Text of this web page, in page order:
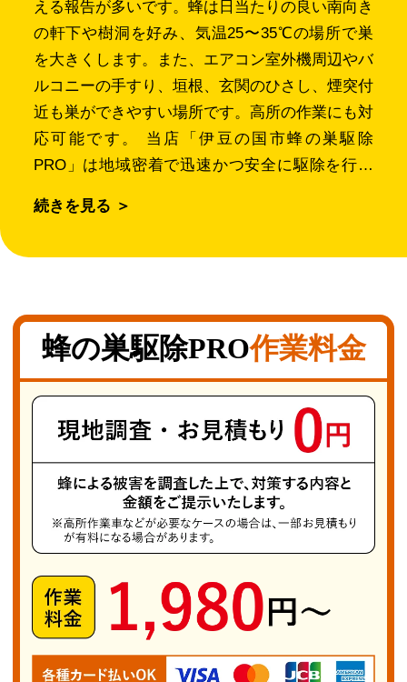
える報告が多いです。蜂は日当たりの良い南向き
の軒下や樹洞を好み、気温25〜35℃の場所で巣
を大きくします。また、エアコン室外機周辺やバ
ルコニーの手すり、垣根、玄関のひさし、煙突付
近も巣ができやすい場所です。高所の作業にも対
応可能です。 当店「伊豆の国市蜂の巣駆除
PRO」は地域密着で迅速かつ安全に駆除を行い
確認し、的確に処理します。豊富な経験を活か
ズメバチの三種です。特にキイロスズメバチは攻
撃性が高く、体長約2.5〜3cmの鮮やかな黄色が
特徴。刺激すると激しい痛みや腫れを伴うため、
専門家に相談してください。 蜂に触ったり巣を
刺激したりするのは避けましょう。刺激で蜂が興
奮し刺される危険が高まります。巣を燃やす行為
も火災の原因となるため絶対にやめてください。
安全な駆除は専門業者に任せるのが最も確実で
す。 当店では三種以外の蜂でも巣があればお気
を案内します。相談だけでも構いません。地域の
皆様が安心して暮らせるようサポートいたしま
す。蜂の被害にお困りの際はぜひ「伊豆の国市蜂
の巣駆除PRO」へご連絡ください。安全を守る
続きを見る ＞
蜂の巣駆除PRO作業料金